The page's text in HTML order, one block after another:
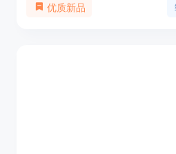
持Markdown语言创建页面
优质新品